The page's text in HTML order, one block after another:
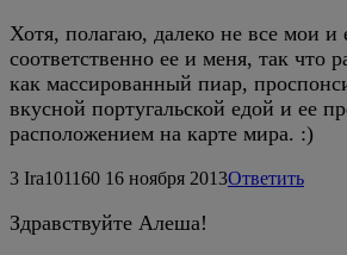
Хотя, полагаю, далеко не все мои и
соответственно ее и меня, так что
как массированный пиар,
вкусной португальской едой и ее
расположением на карте мира. :)
3 Ira101160 16 ноября 2013Ответить
Здравствуйте Алеша!